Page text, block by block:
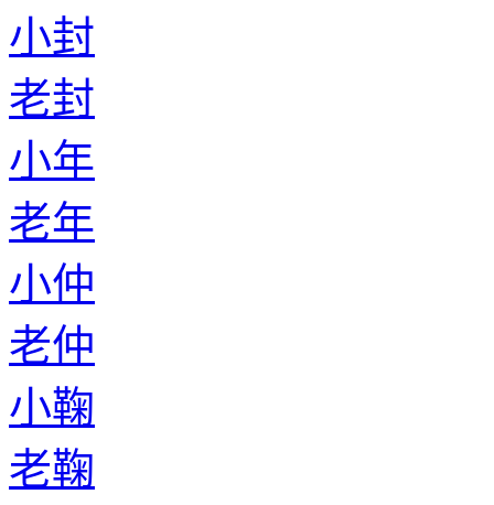
小封
老封
小年
老年
小仲
老仲
小鞠
老鞠